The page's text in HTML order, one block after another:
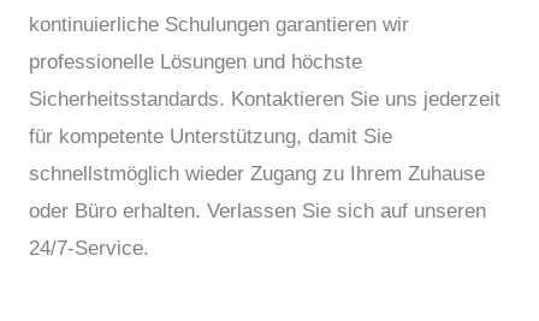
kontinuierliche Schulungen garantieren wir
professionelle Lösungen und höchste
Sicherheitsstandards. Kontaktieren Sie uns jederzeit
für kompetente Unterstützung, damit Sie
schnellstmöglich wieder Zugang zu Ihrem Zuhause
oder Büro erhalten. Verlassen Sie sich auf unseren
24/7-Service.